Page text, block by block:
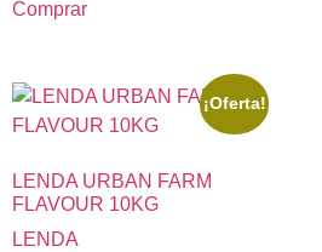
Comprar
¡Oferta!
LENDA URBAN FARM
FLAVOUR 10KG
LENDA